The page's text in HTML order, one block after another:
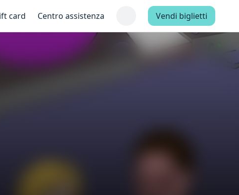
card Centro assistenza Vendi biglietti